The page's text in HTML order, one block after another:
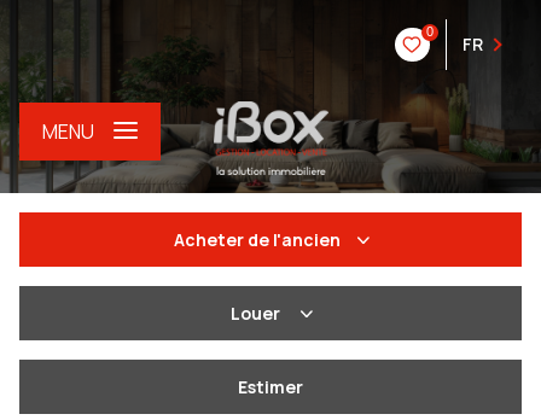
0
FR
MENU
Acheter de l'ancien
Du neuf
Louer
Estimer